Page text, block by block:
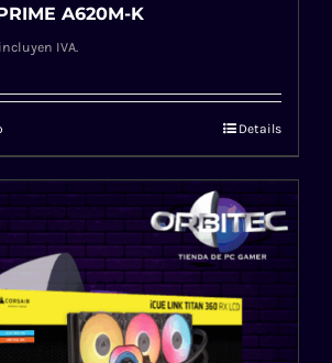
A620M-K
IVA.
Details